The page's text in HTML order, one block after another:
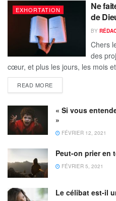
EXHORTATION
Ne
de
BY
Chers
des
cœur, et plus les jours, les mois
READ MORE
« Si vous
»
FÉVRIER 12, 2021
Peut-on prier en
FÉVRIER 5, 2021
Le célibat est-il